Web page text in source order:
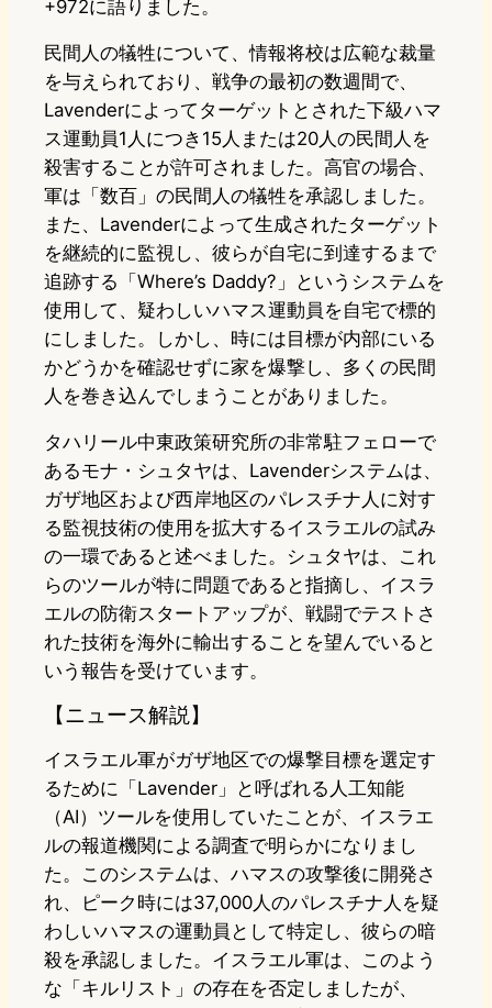
+972に語りました。
民間人の犠牲について、情報将校は広範な裁量
を与えられており、戦争の最初の数週間で、
Lavenderによってターゲットとされた下級ハマ
ス運動員1人につき15人または20人の民間人を
殺害することが許可されました。高官の場合、
軍は「数百」の民間人の犠牲を承認しました。
また、Lavenderによって生成されたターゲット
を継続的に監視し、彼らが自宅に到達するまで
追跡する「Where’s Daddy?」というシステムを
使用して、疑わしいハマス運動員を自宅で標的
にしました。しかし、時には目標が内部にいる
かどうかを確認せずに家を爆撃し、多くの民間
人を巻き込んでしまうことがありました。
タハリール中東政策研究所の非常駐フェローで
あるモナ・シュタヤは、Lavenderシステムは、
ガザ地区および西岸地区のパレスチナ人に対す
る監視技術の使用を拡大するイスラエルの試み
の一環であると述べました。シュタヤは、これ
らのツールが特に問題であると指摘し、イスラ
エルの防衛スタートアップが、戦闘でテストさ
れた技術を海外に輸出することを望んでいると
いう報告を受けています。
【ニュース解説】
イスラエル軍がガザ地区での爆撃目標を選定す
るために「Lavender」と呼ばれる人工知能
（AI）ツールを使用していたことが、イスラエ
ルの報道機関による調査で明らかになりまし
た。このシステムは、ハマスの攻撃後に開発さ
れ、ピーク時には37,000人のパレスチナ人を疑
わしいハマスの運動員として特定し、彼らの暗
殺を承認しました。イスラエル軍は、このよう
な「キルリスト」の存在を否定しましたが、